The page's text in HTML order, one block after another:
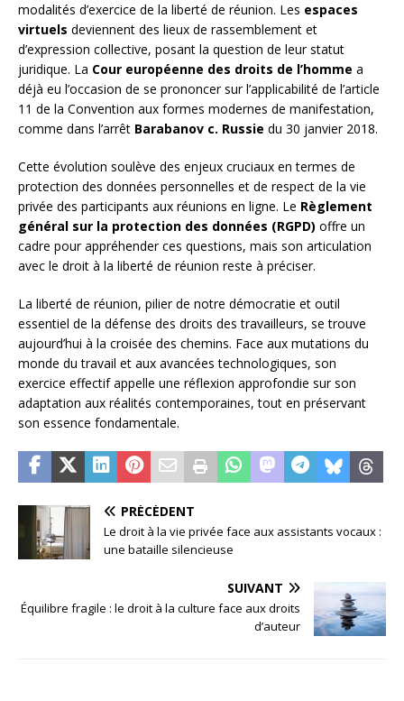
modalités d’exercice de la liberté de réunion. Les espaces
virtuels deviennent des lieux de rassemblement et
d’expression collective, posant la question de leur statut
juridique. La Cour européenne des droits de l’homme a
déjà eu l’occasion de se prononcer sur l’applicabilité de l’article
11 de la Convention aux formes modernes de manifestation,
comme dans l’arrêt Barabanov c. Russie du 30 janvier 2018.
Cette évolution soulève des enjeux cruciaux en termes de
protection des données personnelles et de respect de la vie
privée des participants aux réunions en ligne. Le Règlement
général sur la protection des données (RGPD) offre un
cadre pour appréhender ces questions, mais son articulation
avec le droit à la liberté de réunion reste à préciser.
La liberté de réunion, pilier de notre démocratie et outil
essentiel de la défense des droits des travailleurs, se trouve
aujourd’hui à la croisée des chemins. Face aux mutations du
monde du travail et aux avancées technologiques, son
exercice effectif appelle une réflexion approfondie sur son
adaptation aux réalités contemporaines, tout en préservant
son essence fondamentale.
PRÉCÉDENT
Le droit à la vie privée face aux assistants vocaux :
une bataille silencieuse
SUIVANT
Équilibre fragile : le droit à la culture face aux droits
d’auteur